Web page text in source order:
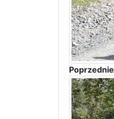
Poprzednie